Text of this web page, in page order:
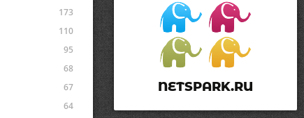
NETSPARK.RU
173
110
95
68
67
64